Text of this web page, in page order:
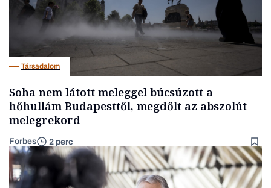
Társadalom
Soha nem látott meleggel búcsúzott a
hőhullám Budapesttől, megdőlt az abszolút
melegrekord
Forbes 2 perc